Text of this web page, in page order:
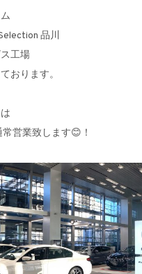
品川
工場
おります。
常営業致します😊！